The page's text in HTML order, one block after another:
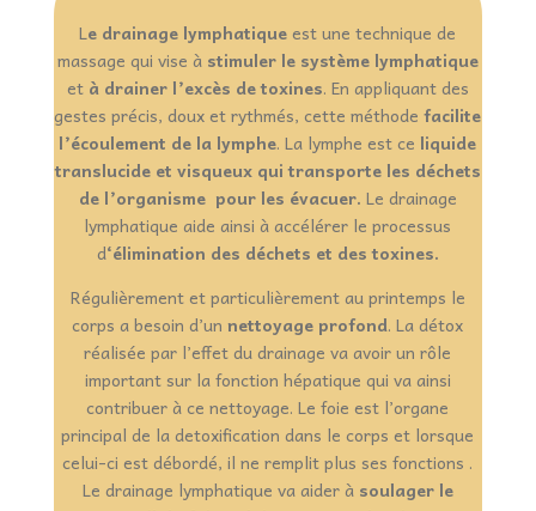
Le drainage lymphatiqueest une technique de
massage qui vise àstimuler le système lymphatique
età drainer l’excès de toxines. En appliquant des
gestes précis, doux et rythmés, cette méthode facilite
l’écoulement de la lymphe. La lymphe est ce liquide
translucide et visqueux qui transporte les déchets
de l’organisme pour les évacuer. Le drainage
lymphatique aide ainsi à accélérer le processus
d‘élimination des déchets et des toxines.
Régulièrement et particulièrement au printemps le
corps a besoin d’unnettoyage profond. La détox
réalisée par l’effet du drainage va avoir un rôle
important sur la fonction hépatique qui va ainsi
contribuer à ce nettoyage. Le foie est l’organe
principal de la detoxification dans le corps et lorsque
celui-ci est débordé, il ne remplit plus ses fonctions .
Le drainage lymphatique va aider àsoulager le